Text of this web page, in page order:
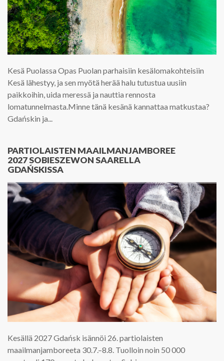
Kesä Puolassa Opas Puolan parhaisiin kesälomakohteisiin
Kesä lähestyy, ja sen myötä herää halu tutustua uusiin
paikkoihin, uida meressä ja nauttia rennosta
lomatunnelmasta.Minne tänä kesänä kannattaa matkustaa?
Gdańskin ja...
PARTIOLAISTEN MAAILMANJAMBOREE
2027 SOBIESZEWON SAARELLA
GDAŃSKISSA
Kesällä 2027 Gdańsk isännöi 26. partiolaisten
maailmanjamboreeta 30.7.–8.8. Tuolloin noin 50 000